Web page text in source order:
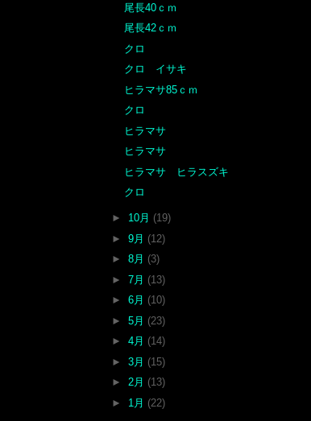
尾長40ｃｍ
尾長42ｃｍ
クロ
クロ イサキ
ヒラマサ85ｃｍ
クロ
ヒラマサ
ヒラマサ
ヒラマサ ヒラスズキ
クロ
► 10月 (19)
► 9月 (12)
► 8月 (3)
► 7月 (13)
► 6月 (10)
► 5月 (23)
► 4月 (14)
► 3月 (15)
► 2月 (13)
► 1月 (22)